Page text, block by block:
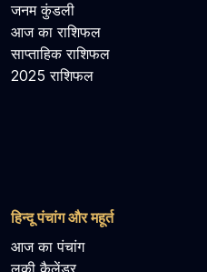
जनम कुंडली
आज का राशिफल
साप्ताहिक राशिफल
2025 राशिफल
हिन्दू पंचांग और महूर्त
आज का पंचांग
लकी कैलेंडर